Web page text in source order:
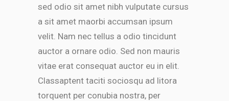
vitae erat consequat auctor eu in elit.
Classaptent taciti sociosqu ad litora
torquent per conubia nostra, per
inceptos himenaeos. Mauris in erat
condimentum sit amet a augue. Sed
non neque elit. Sed ut imperdiet nisi.
Proin condimentum fermentum nunc.
sed odio sit amet nibh vulputate cursus
a sit amet maorbi accumsan ipsum
velit. Nam nec tellus a odio tincidunt
auctor a ornare odio. Sed non mauris
vitae erat consequat auctor eu in elit.
Classaptent taciti sociosqu ad litora
torquent per conubia nostra, per